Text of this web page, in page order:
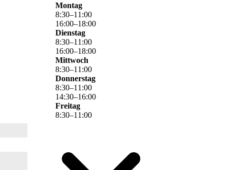
Montag
8:30–11 :00
16:00–18:00
Dienstag
8:30–11 :00
16:00–18:00
Mittwoch
8:30–11 :00
Donnerstag
8:30–11 :00
14:30–16:00
Freitag
8:30–11 :00